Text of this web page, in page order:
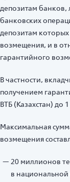
депозитам
банковских
депозитам
возмещения, и в
гарантийного
В частности,
получением
ВТБ (Казахстан) до
Максимальная
возмещения
20 миллионов
в